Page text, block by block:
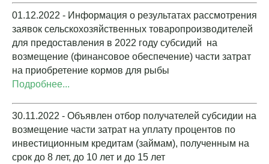
01.12.2022 - Информация о результатах рассмотрения
заявок сельскохозяйственных товаропроизводителей
для предоставления в 2022 году субсидий на
возмещение (финансовое обеспечение) части затрат
на приобретение кормов для рыбы
Подробнее...
30.11.2022 - Объявлен отбор получателей субсидии на
возмещение части затрат на уплату процентов по
инвестиционным кредитам (займам), полученным на
срок до 8 лет, до 10 лет и до 15 лет